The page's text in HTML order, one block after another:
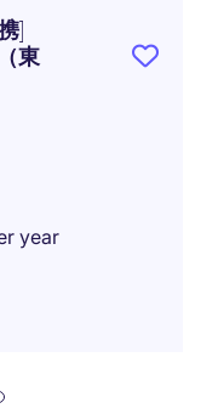
]
東
year